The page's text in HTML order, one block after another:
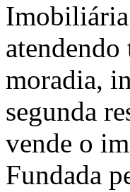
atendendo
moradia,
segunda
vende o
Fundada